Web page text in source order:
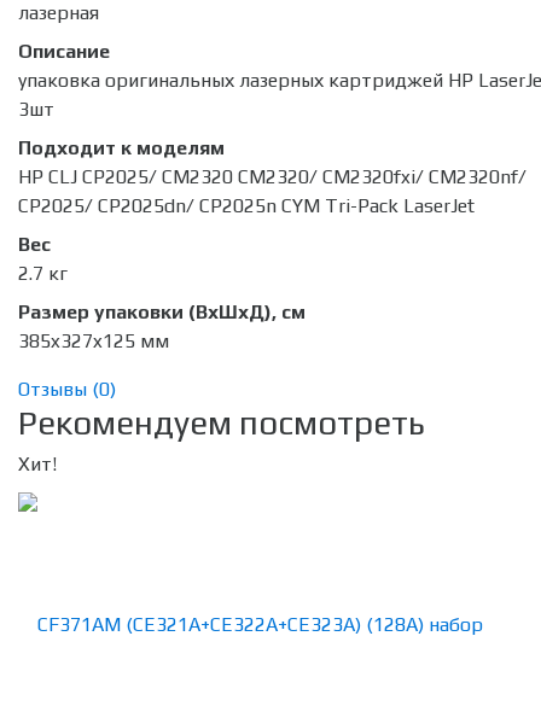
лазерная
Описание
упаковка оригинальных лазерных картриджей HP
3шт
Подходит к моделям
HP CLJ CP2025/ CM2320 CM2320/ CM2320fxi/ CM2320nf/
CP2025/ CP2025dn/ CP2025n CYM Tri-Pack LaserJet
Вес
2.7 кг
Размер упаковки (ВхШхД), см
385x327x125 мм
Отзывы (0)
Рекомендуем посмотреть
Хит!